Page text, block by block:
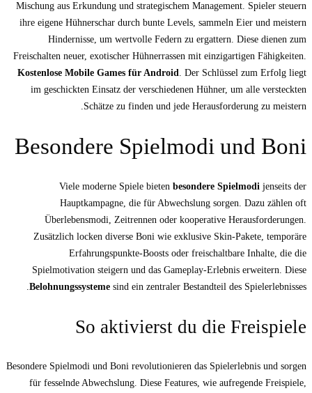
Mischung aus Erkundung und
ihre eigene Hühnerschar durch bunte
Hindernisse, um wertvolle Federn
Freischalten neuer, exotischer Hühnerrassen
Kostenlose Mobile Games für Android.
im geschickten Einsatz der
Schätze zu finden und jede
Besondere
Viele moderne Spiele bieten
Hauptkampagne, die für
Überlebensmodi, Zeitrennen oder
Zusätzlich locken diverse Boni wie
Erfahrungspunkte-Boosts oder
Spielmotivation steigern und das
Belohnungssysteme sind ein zentraler
So aktivierst
Besondere Spielmodi und Boni revolutionieren
für fesselnde Abwechslung. Diese